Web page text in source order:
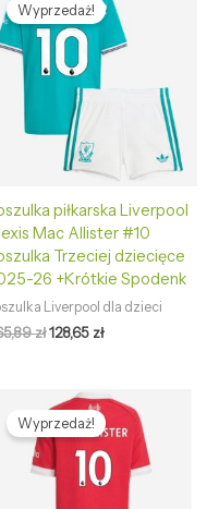
Wyprzedaż!
piłkarska Liverpool
Mac Allister #10
Trzeciej dziecięce
26 +Krótkie Spodenk
Liverpool dla dzieci
zł
wynosiła:
465,89 zł.
128,65 zł
wynosi:
128,65 zł.
Wyprzedaż!
Pierwotna
cena
wynosiła:
465,89 zł.
Aktualna
cena
wynosi:
128,65 zł.